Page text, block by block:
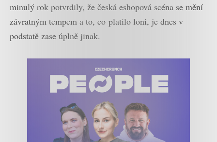
minulý rok potvrdily, že česká eshopová scéna se mění
závratným tempem a to, co platilo loni, je dnes v
podstatě zase úplně jinak.